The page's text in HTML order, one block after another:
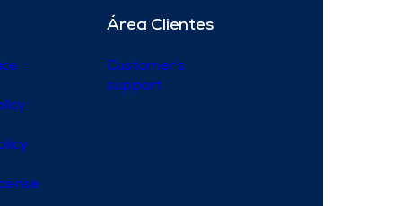
Área Clientes
Customer’s
support